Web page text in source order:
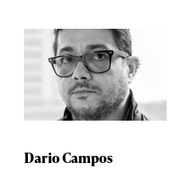
Dario Campos